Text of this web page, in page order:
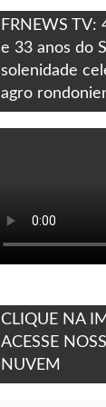
FRNEWS TV:
e 33 anos do
solenidade
agro
CLIQUE NA
ACESSE
NUVEM